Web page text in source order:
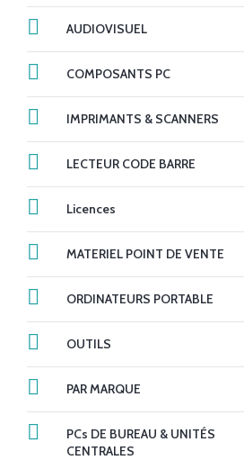
AUDIOVISUEL
COMPOSANTS PC
IMPRIMANTS & SCANNERS
LECTEUR CODE BARRE
Licences
MATERIEL POINT DE VENTE
ORDINATEURS PORTABLE
OUTILS
PAR MARQUE
PCs DE BUREAU & UNITÉS
CENTRALES